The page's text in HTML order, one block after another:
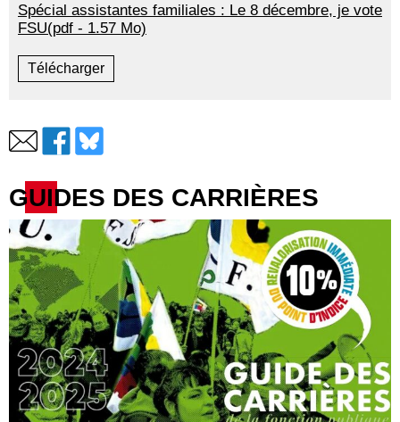
Spécial assistantes familiales : Le 8 décembre, je vote
FSU(pdf - 1.57 Mo)
Télécharger
GUIDES DES CARRIÈRES